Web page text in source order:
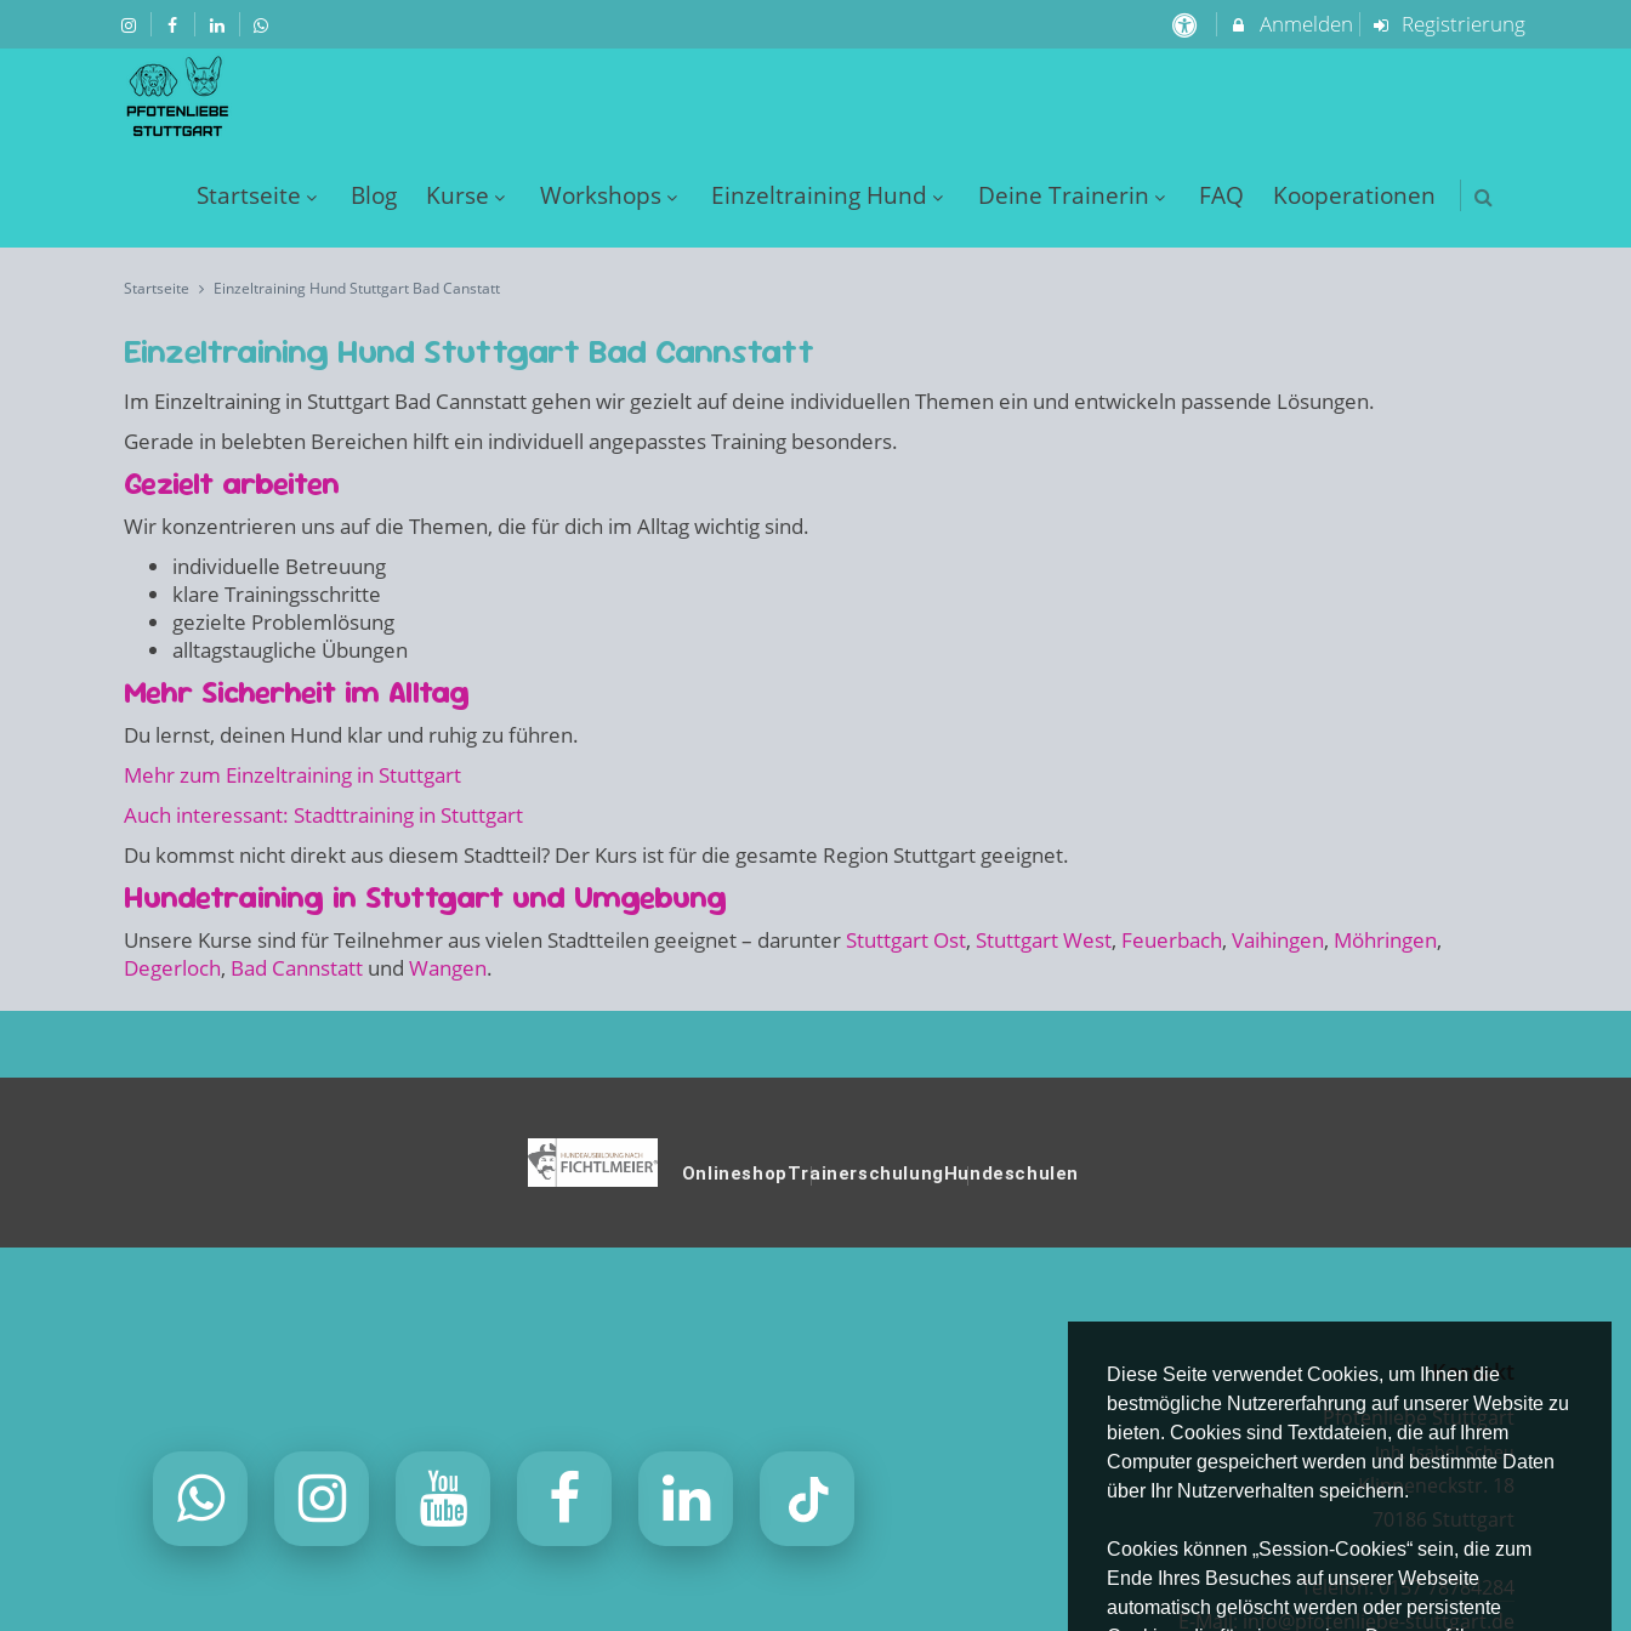
Diese Seite verwendet Cookies, um Ihnen die
bestmögliche Nutzererfahrung auf unserer Website zu
bieten. Cookies sind Textdateien, die auf Ihrem
Computer gespeichert werden und bestimmte Daten
über Ihr Nutzerverhalten speichern.
Cookies können „Session-Cookies“ sein, die zum
Ende Ihres Besuches auf unserer Webseite
automatisch gelöscht werden oder persistente
Anmelden Registrierung
Startseite Blog Kurse Workshops Einzeltraining Hund Deine Trainerin FAQ Kooperationen
Startseite Einzeltraining Hund Stuttgart Bad Canstatt
Einzeltraining Hund Stuttgart Bad Cannstatt
Im Einzeltraining in Stuttgart Bad Cannstatt gehen wir gezielt auf deine individuellen Themen ein und entwickeln passende Lösungen.
Gerade in belebten Bereichen hilft ein individuell angepasstes Training besonders.
Gezielt arbeiten
Wir konzentrieren uns auf die Themen, die für dich im Alltag wichtig sind.
individuelle Betreuung
klare Trainingsschritte
gezielte Problemlösung
alltagstaugliche Übungen
Mehr Sicherheit im Alltag
Du lernst, deinen Hund klar und ruhig zu führen.
Mehr zum Einzeltraining in Stuttgart
Auch interessant: Stadttraining in Stuttgart
Du kommst nicht direkt aus diesem Stadtteil? Der Kurs ist für die gesamte Region Stuttgart geeignet.
Hundetraining in Stuttgart und Umgebung
Unsere Kurse sind für Teilnehmer aus vielen Stadtteilen geeignet – darunter Stuttgart Ost, Stuttgart West, Feuerbach, Vaihingen, Möhringen,
Degerloch, Bad Cannstatt und Wangen.
OnlineshopTrainerschulungHundeschulen
Kontakt
Pfotenliebe Stuttgart
Inh. Isabel Scheu
Klippeneckstr. 18
70186 Stuttgart
Telefon:0157 78784284
E-Mail:info@pfotenliebe-stuttgart.de